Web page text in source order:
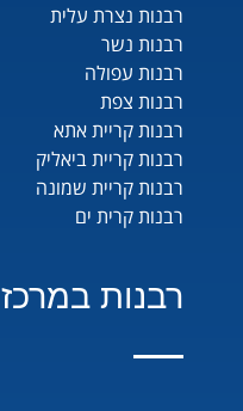
רבנות נצרת עלית
רבנות נשר
רבנות עפולה
רבנות צפת
רבנות קריית אתא
רבנות קריית ביאליק
רבנות קריית שמונה
רבנות קרית ים
רבנות במרכז